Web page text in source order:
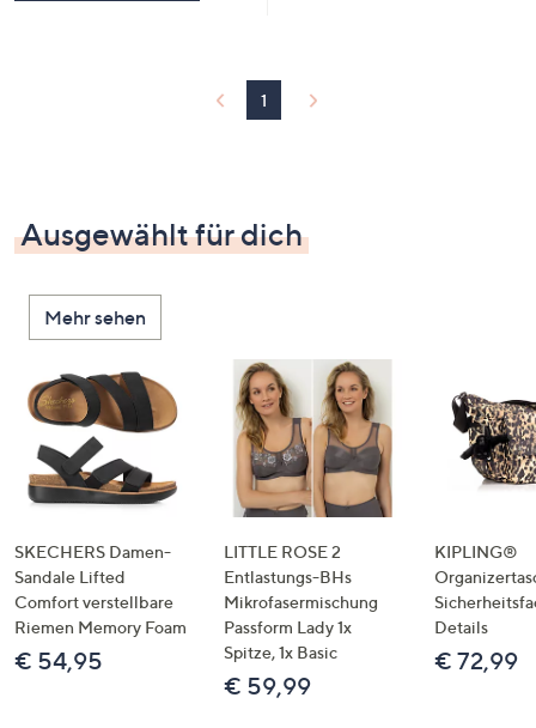
1
Ausgewählt für dich
Mehr sehen
SKECHERS Damen-
Sandale Lifted
Comfort verstellbare
Riemen Memory Foam
€ 54,95
LITTLE ROSE 2
Entlastungs-BHs
Mikrofasermischung
Passform Lady 1x
Spitze, 1x Basic
€ 59,99
KIPLING®
Details
€ 72,99